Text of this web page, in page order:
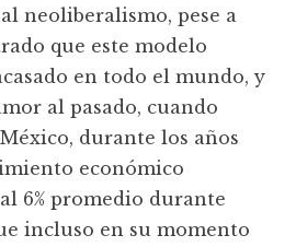
neoliberalismo, pese a
que este modelo
en todo el mundo, y
al pasado, cuando
durante los años
económico
6% promedio durante
incluso en su momento